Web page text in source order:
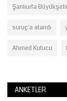
Şanlıurfa
suruç'a atandı
Ahmed Kutucu
ANKETLER